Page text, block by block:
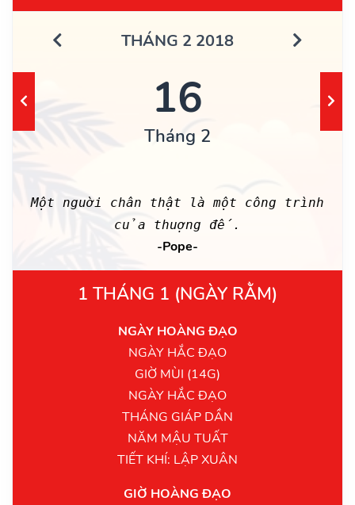
THÁNG 2 2018
16
Tháng 2
Một nguời chân thật là một công trình
của thuợng đế.
-Pope-
1 THÁNG 1 (NGÀY RẰM)
NGÀY HOÀNG ĐẠO
NGÀY HẮC ĐẠO
GIỜ MÙI (14G)
NGÀY HẮC ĐẠO
THÁNG GIÁP DẦN
NĂM MẬU TUẤT
TIẾT KHÍ: LẬP XUÂN
GIỜ HOÀNG ĐẠO